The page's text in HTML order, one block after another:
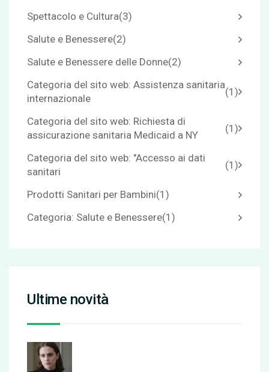
Spettacolo e Cultura(3)
Salute e Benessere(2)
Salute e Benessere delle Donne(2)
Categoria del sito web: Assistenza sanitaria
internazionale
(1)
Categoria del sito web: Richiesta di
assicurazione sanitaria Medicaid a NY
(1)
Categoria del sito web: "Accesso ai dati
sanitari
(1)
Prodotti Sanitari per Bambini(1)
Categoria: Salute e Benessere(1)
Ultime novità